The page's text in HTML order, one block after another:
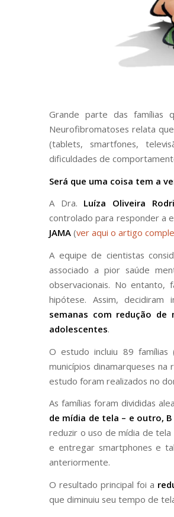
Grande parte das famílias
Neurofibromatoses relata que
(tablets, smartfones,
dificuldades de
Será que uma coisa tem a
A Dra. Luíza Oliveira
controlado para responder a
JAMA (ver aqui o artigo
A equipe de cientistas
associado a pior saúde
observacionais. No entanto,
hipótese. Assim,
semanas com redução
adolescentes.
O estudo incluiu 89
municípios dinamarqueses
estudo foram realizados no
As famílias foram divididas
de mídia de tela – e outro,
reduzir o uso de mídia de
e entregar smartphones e
anteriormente.
O resultado principal foi a
que diminuiu seu tempo de